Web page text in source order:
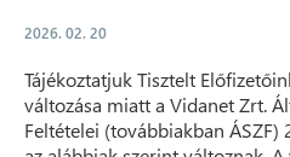
2026. 02. 20
Tájékoztatjuk Tisztelt
változása miatt a Vidanet Zrt.
Feltételei (továbbiakban